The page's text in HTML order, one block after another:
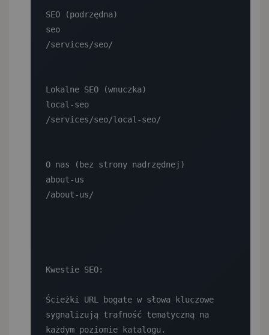
SEO (podrzędna)
seo
/services/seo/
Lokalne SEO (wnuczka)
local-seo
/services/seo/local-seo/
O nas (bez strony nadrzędnej)
about-us
/about-us/
Kwestie SEO:
Ścieżki URL bogate w słowa kluczowe
sygnalizują trafność tematyczną na
każdym poziomie katalogu.